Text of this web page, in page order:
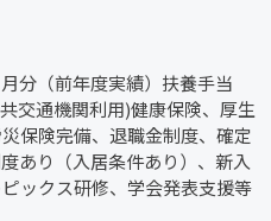
分（前年度実績）扶養手当
交通機関利用)健康保険、厚生
保険完備、退職金制度、確定
あり（入居条件あり）、新入
ックス研修、学会発表支援等